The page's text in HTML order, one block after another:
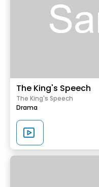
The King's Speech
The King's Speech
Drama